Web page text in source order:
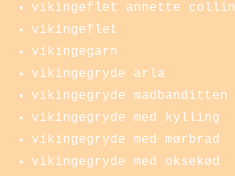
vikingeflet annette collin
vikingeflet
vikingegarn
vikingegryde arla
vikingegryde madbanditten
vikingegryde med kylling
vikingegryde med mørbrad
vikingegryde med oksekød